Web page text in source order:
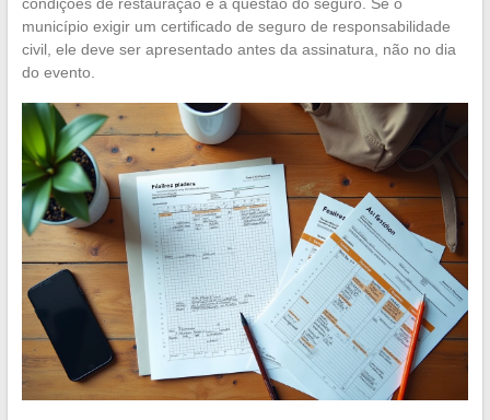
município exigir um certificado de seguro de responsabilidade
civil, ele deve ser apresentado antes da assinatura, não no dia
do evento.